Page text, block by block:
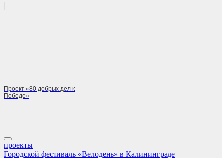
Проект «80 добрых дел к
Победе»
проекты
Previous
Городской фестиваль «Велодень» в Калининграде